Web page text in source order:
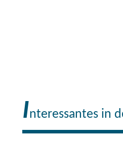
Interessantes in